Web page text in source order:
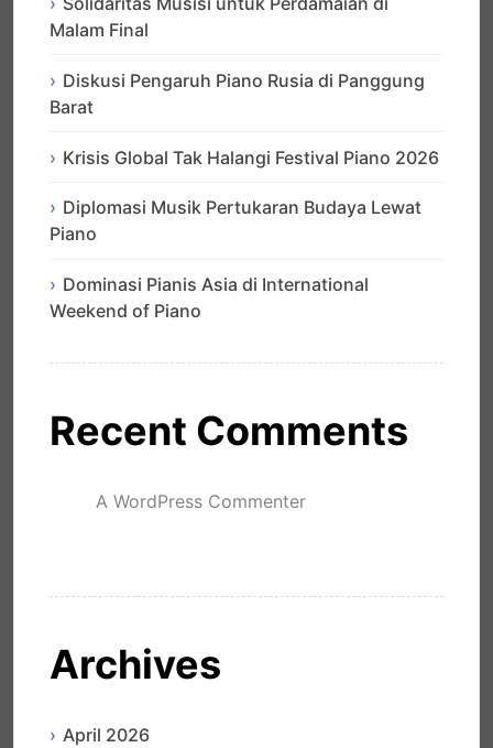
Malam Final
Diskusi Pengaruh Piano Rusia di Panggung
Barat
Krisis Global Tak Halangi Festival Piano 2026
Diplomasi Musik Pertukaran Budaya Lewat
Piano
Dominasi Pianis Asia di International
Weekend of Piano
Recent Comments
A WordPress Commenter
Archives
April 2026